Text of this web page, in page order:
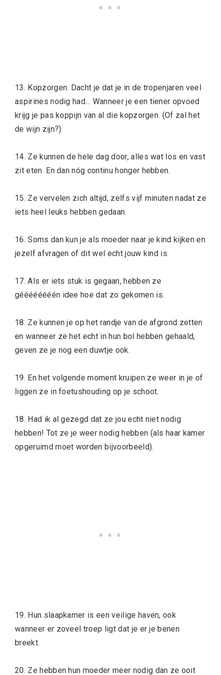
13. Kopzorgen. Dacht je dat je in de tropenjaren veel
aspirines nodig had… Wanneer je een tiener opvoed
krijg je pas koppijn van al die kopzorgen. (Of zal het
de wijn zijn?)
14. Ze kunnen de hele dag door, alles wat los en vast
zit eten. En dan nóg continu honger hebben.
15. Ze vervelen zich altijd, zelfs vijf minuten nadat ze
iets heel leuks hebben gedaan.
16. Soms dan kun je als moeder naar je kind kijken en
jezelf afvragen of dit wel echt jouw kind is.
17. Als er iets stuk is gegaan, hebben ze
géééééééén idee hoe dat zo gekomen is.
18. Ze kunnen je op het randje van de afgrond zetten
en wanneer ze het echt in hun bol hebben gehaald,
geven ze je nog een duwtje ook.
19. En het volgende moment kruipen ze weer in je of
liggen ze in foetushouding op je schoot.
18. Had ik al gezegd dat ze jou echt niet nodig
hebben! Tot ze je weer nodig hebben (als haar kamer
opgeruimd moet worden bijvoorbeeld).
19. Hun slaapkamer is een veilige haven, ook
wanneer er zoveel troep ligt dat je er je benen
breekt.
20. Ze hebben hun moeder meer nodig dan ze ooit